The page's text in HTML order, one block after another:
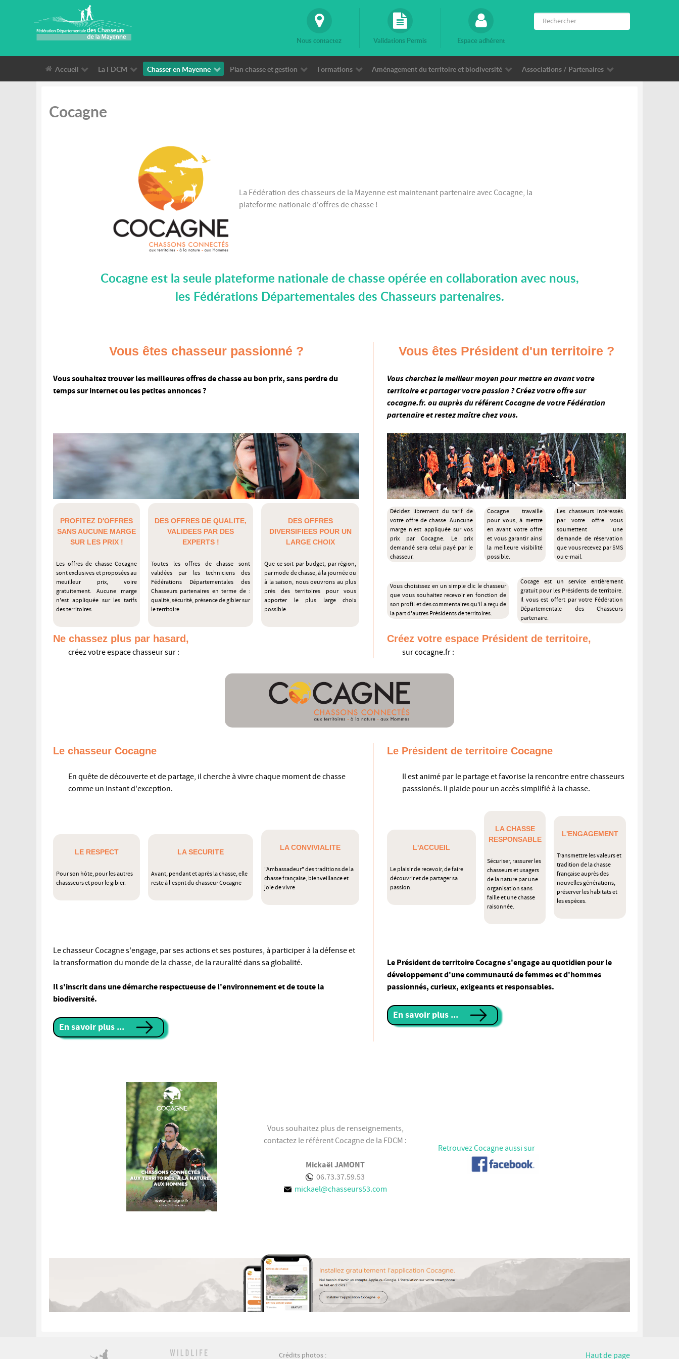
Nous contactez Validations Permis Espace adhérent
Accueil La FDCM Chasser en Mayenne Plan chasse et gestion Formations Aménagement du territoire et biodiversité Associations / Partenaires
Cocagne
La Fédération des chasseurs de la Mayenne est maintenant partenaire avec Cocagne, la
plateforme nationale d'offres de chasse !
Cocagne est la seule plateforme nationale de chasse opérée en collaboration avec nous,
les Fédérations Départementales des Chasseurs partenaires.
Vous êtes chasseur passionné ?
Vous souhaitez trouver les meilleures offres de chasse au bon prix, sans perdre du
temps sur internet ou les petites annonces ?
Vous êtes Président d'un territoire ?
Vous cherchez le meilleur moyen pour mettre en avant votre
territoire et partager votre passion ? Créez votre offre sur
cocagne.fr. ou auprès du référent Cocagne de votre Fédération
partenaire et restez maître chez vous.
PROFITEZ D'OFFRES
SANS AUCUNE MARGE
SUR LES PRIX !
Les offres de chasse Cocagne
sont exclusives et proposées au
meuilleur prix, voire
gratuitement. Aucune marge
n'est appliquée sur les tarifs
des territoires.
DES OFFRES DE QUALITE,
VALIDEES PAR DES
EXPERTS !
Toutes les offres de chasse sont
validées par les techniciens des
Fédérations Départementales des
Chasseurs partenaires en terme de :
qualité, sécurité, présence de gibier sur
le territoire
DES OFFRES
DIVERSIFIEES POUR UN
LARGE CHOIX
Que ce soit par budget, par région,
par mode de chasse, à la journée ou
à la saison, nous oeuvrons au plus
près des territoires pour vous
apporter le plus large choix
possible.
Décidez librement du tarif de
votre offre de chasse. Auncune
marge n'est appliquée sur vos
prix par Cocagne. Le prix
demandé sera celui payé par le
chasseur.
Cocagne travaille
pour vous, à mettre
en avant votre offre
et vous garantir ainsi
la meilleure visibilité
possible.
Les chasseurs intéressés
par votre offre vous
soumettent une
demande de réservation
que vous recevez par SMS
ou e-mail.
Vous choisissez en un simple clic le chasseur
que vous souhaitez recevoir en fonction de
son profil et des commentaires qu'il a reçu de
la part d'autres Présidents de territoires.
Cocage est un service entièrement
gratuit pour les Présidents de territoire.
Il vous est offert par votre Fédération
Départementale des Chasseurs
partenaire.
Ne chassez plus par hasard,
créez votre espace chasseur sur :
Créez votre espace Président de territoire,
sur cocagne.fr :
Le chasseur Cocagne
En quête de découverte et de partage, il cherche à vivre chaque moment de chasse
comme un instant d'exception.
Le Président de territoire Cocagne
Il est animé par le partage et favorise la rencontre entre chasseurs
passsionés. Il plaide pour un accès simplifié à la chasse.
LE RESPECT
Pour son hôte, pour les autres
chassseurs et pour le gibier.
LA SECURITE
Avant, pendant et après la chasse, elle
reste à l'esprit du chasseur Cocagne
LA CONVIVIALITE
"Ambassadeur" des traditions de la
chasse française, bienveillance et
joie de vivre
L'ACCUEIL
Le plaisir de recevoir, de faire
découvrir et de partager sa
passion.
LA CHASSE
RESPONSABLE
Sécuriser, rassurer les
chasseurs et usagers
de la nature par une
organisation sans
faille et une chasse
raisonnée.
L'ENGAGEMENT
Transmettre les valeurs et
tradition de la chasse
française auprès des
nouvelles générations,
préserver les habitats et
les espèces.
Le chasseur Cocagne s'engage, par ses actions et ses postures, à participer à la défense et
la transformation du monde de la chasse, de la rauralité dans sa globalité.
Il s'inscrit dans une démarche respectueuse de l'environnement et de toute la
biodiversité.
En savoir plus ...
Le Président de territoire Cocagne s'engage au quotidien pour le
développement d'une communauté de femmes et d'hommes
passionnés, curieux, exigeants et responsables.
En savoir plus ...
Vous souhaitez plus de renseignements,
contactez le référent Cocagne de la FDCM :
Mickaël JAMONT
06.73.37.59.53
mickael@chasseurs53.com
Retrouvez Cocagne aussi sur
Crédits photos : Haut de page